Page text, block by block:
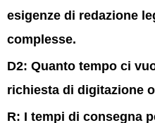
esigenze di redazione
complesse.
D2: Quanto tempo ci
richiesta di digitazione
R: I tempi di consegna